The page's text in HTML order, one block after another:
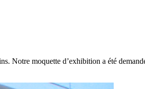
Notre moquette d’exhibition a été